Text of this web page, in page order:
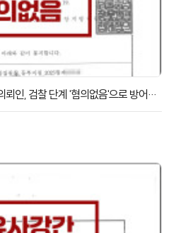
[음주3진] 전과 4범 의뢰인, 검찰 단계 '혐의없음'으로 방어한 사례